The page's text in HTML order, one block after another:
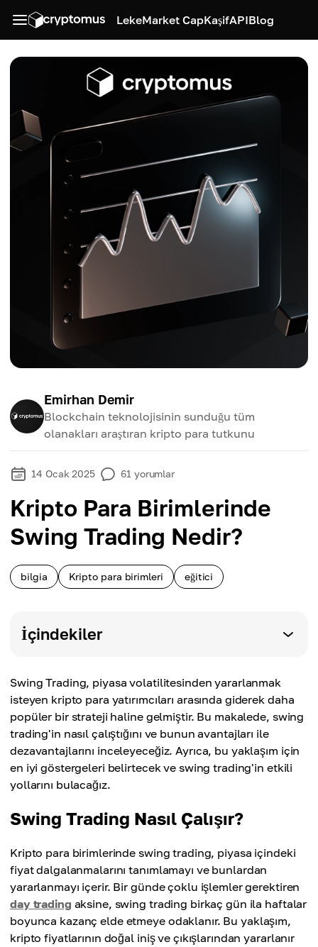
LekeMarket CapKaşifAPIBlog
Emirhan Demir
Blockchain teknolojisinin sunduğu tüm
olanakları araştıran kripto para tutkunu
14 Ocak 2025 61 yorumlar
Kripto Para Birimlerinde
Swing Trading Nedir?
bilgia Kripto para birimleri eğitici
İçindekiler
Swing Trading, piyasa volatilitesinden yararlanmak
isteyen kripto para yatırımcıları arasında giderek daha
popüler bir strateji haline gelmiştir. Bu makalede, swing
trading'in nasıl çalıştığını ve bunun avantajları ile
dezavantajlarını inceleyeceğiz. Ayrıca, bu yaklaşım için
en iyi göstergeleri belirtecek ve swing trading'in etkili
yollarını bulacağız.
Swing Trading Nasıl Çalışır?
Kripto para birimlerinde swing trading, piyasa içindeki
fiyat dalgalanmalarını tanımlamayı ve bunlardan
yararlanmayı içerir. Bir günde çoklu işlemler gerektiren
day trading aksine, swing trading birkaç gün ila haftalar
boyunca kazanç elde etmeye odaklanır. Bu yaklaşım,
kripto fiyatlarının doğal iniş ve çıkışlarından yararlanır